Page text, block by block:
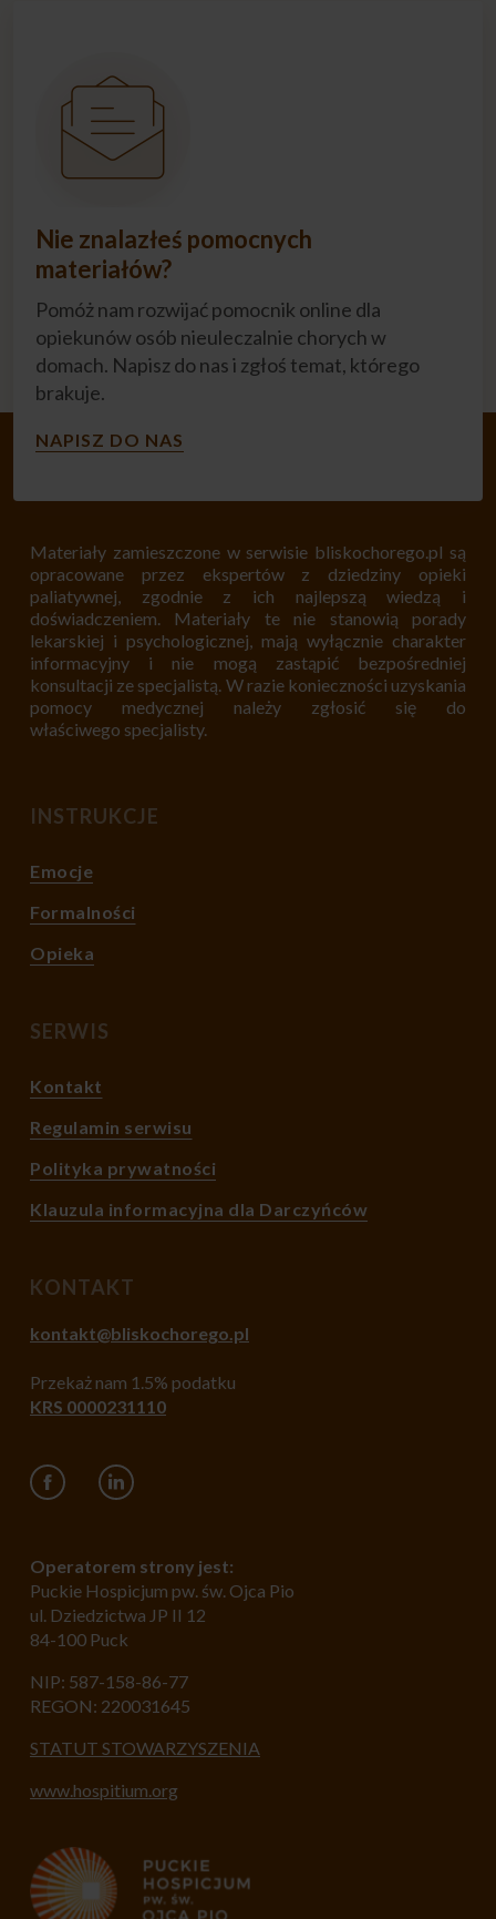
Nie znalazłeś pomocnych
materiałów?
Pomóż nam rozwijać pomocnik online dla
opiekunów osób nieuleczalnie chorych w
domach. Napisz do nas i zgłoś temat, którego
brakuje.
NAPISZ DO NAS
Materiały zamieszczone w serwisie bliskochorego.pl są
opracowane przez ekspertów z dziedziny opieki
paliatywnej, zgodnie z ich najlepszą wiedzą i
doświadczeniem. Materiały te nie stanowią porady
lekarskiej i psychologicznej, mają wyłącznie charakter
informacyjny i nie mogą zastąpić bezpośredniej
konsultacji ze specjalistą. W razie konieczności uzyskania
pomocy medycznej należy zgłosić się do
właściwego specjalisty.
INSTRUKCJE
Emocje
Formalności
Opieka
SERWIS
Kontakt
Regulamin serwisu
Polityka prywatności
Klauzula informacyjna dla Darczyńców
KONTAKT
kontakt@bliskochorego.pl
Przekaż nam 1.5% podatku
KRS 0000231110
Operatorem strony jest:
Puckie Hospicjum pw. św. Ojca Pio
ul. Dziedzictwa JP II 12
84-100 Puck
NIP: 587-158-86-77
REGON: 220031645
STATUT STOWARZYSZENIA
www.hospitium.org